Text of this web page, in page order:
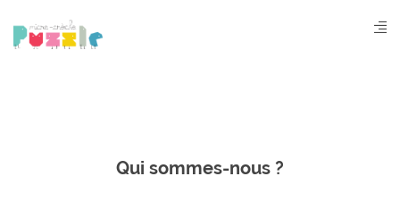
contenu
principal
Qui sommes-nous ?